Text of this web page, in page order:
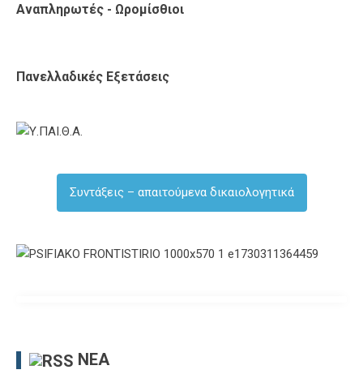
Αναπληρωτές - Ωρομίσθιοι
Πανελλαδικές Εξετάσεις
Συντάξεις – απαιτούμενα δικαιολογητικά
ΝΈΑ